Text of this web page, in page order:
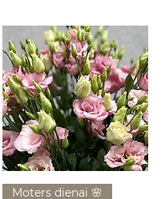
Moters dienai 🌸